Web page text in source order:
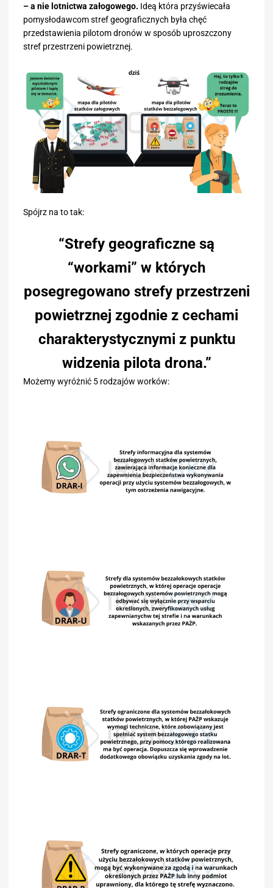
– a nie lotnictwa załogowego. Ideą która przyświecała
pomysłodawcom stref geograficznych była chęć
przedstawienia pilotom dronów w sposób uproszczony
stref przestrzeni powietrznej.
Spójrz na to tak:
“Strefy geograficzne są
“workami” w których
posegregowano strefy przestrzeni
powietrznej zgodnie z cechami
charakterystycznymi z punktu
widzenia pilota drona.”
Możemy wyróżnić 5 rodzajów worków: